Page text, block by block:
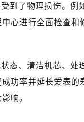
）
到了物理损伤。例
心进行全面检查和
态、清洁机芯、处
功率并延长爱表的
响。